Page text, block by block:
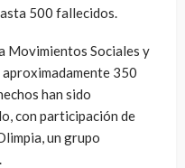
500 fallecidos.
Movimientos Sociales y
350
han sido
con participación de
un grupo